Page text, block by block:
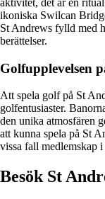
aktivitet, det är en
ikoniska Swilcan
St Andrews fylld med
berättelser.
Golfupplevelsen
Att spela golf på St
golfentusiaster.
den unika atmosfären
att kunna spela på St
vissa fall medlemskap
Besök St